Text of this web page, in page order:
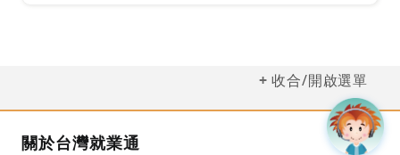
收合/開啟選單
關於台灣就業通